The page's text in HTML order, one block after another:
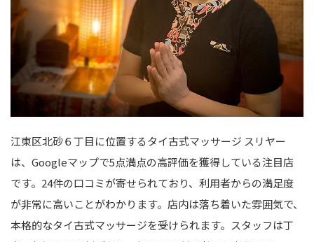
江東区北砂６丁目に位置するタイ古式マッサージ スリヤー
は、Googleマップで5点満点の高評価を獲得している注目店
です。24件の口コミが寄せられており、利用者からの満足度
が非常に高いことがわかります。店内は落ち着いた雰囲気で、
本格的なタイ古式マッサージを受けられます。スタッフは丁